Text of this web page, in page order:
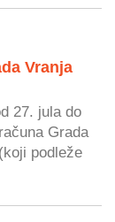
Vranja
27. jula do
Grada
podleže